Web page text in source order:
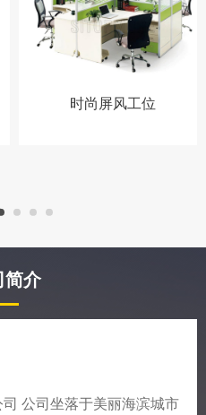
时尚屏风工位
简介
公司坐落于美丽海滨城市